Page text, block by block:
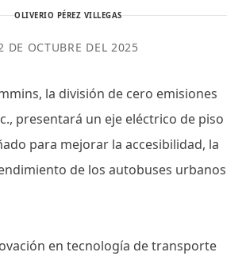
OLIVERIO PÉREZ VILLEGAS
DE OCTUBRE DEL 2025
la división de cero emisiones
presentará un eje eléctrico de piso
para mejorar la accesibilidad, la
de los autobuses urbanos
en tecnología de transporte